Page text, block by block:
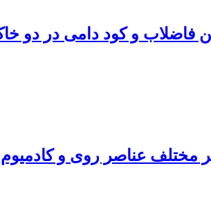
مختلف عناصر روی و کادمیوم